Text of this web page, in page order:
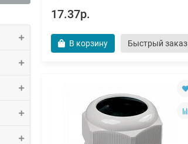
17.37р.
В корзину Быстрый заказ